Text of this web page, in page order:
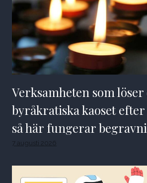
Verksamheten som löser
byråkratiska kaoset
så här fungerar
7 augusti 2026